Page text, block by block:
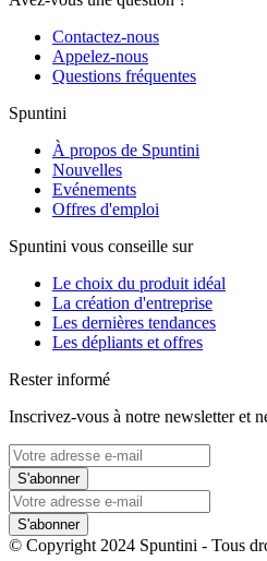
Contactez-nous
Appelez-nous
Questions fréquentes
Spuntini
À propos de Spuntini
Nouvelles
Evénements
Offres d'emploi
Spuntini vous conseille sur
Le choix du produit idéal
La création d'entreprise
Les dernières tendances
Les dépliants et offres
Rester informé
Inscrivez-vous à notre newsletter et
S'abonner
S'abonner
© Copyright 2024 Spuntini - Tous